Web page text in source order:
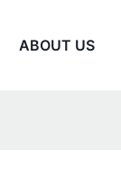
ABOUT US